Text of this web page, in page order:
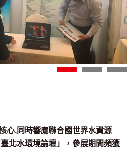
心,同時響應聯合國世界水資源
北水環境論壇」，參展期間頻獲